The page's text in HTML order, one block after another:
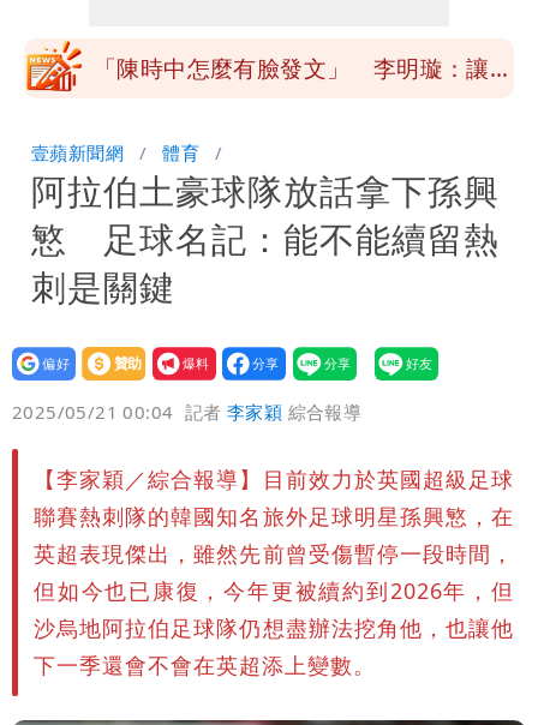
不排除民事訴訟求償
「陳時中怎麼有臉發文」 李明璇：讓詐
8月將入監
高鐵「半導體列車」開跑！1招可拿優惠
券
兆基風暴！前董座李建成移送北檢 是否
聲押？交保？複訊後揭曉
壹蘋新聞網 體育
阿拉伯土豪球隊放話拿下孫興
慜 足球名記：能不能續留熱
刺是關鍵
設為
贊助
我要
爆料
2025/05/21 00:04 記者李家穎 綜合報導
【李家穎／綜合報導】目前效力於英國超級足球
聯賽熱刺隊的韓國知名旅外足球明星孫興慜，在
英超表現傑出，雖然先前曾受傷暫停一段時間，
但如今也已康復，今年更被續約到2026年，但
沙烏地阿拉伯足球隊仍想盡辦法挖角他，也讓他
下一季還會不會在英超添上變數。